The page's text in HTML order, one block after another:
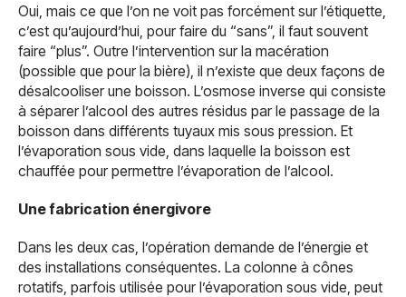
Oui, mais ce que l’on ne voit pas forcément sur l’étiquette,
c’est qu’aujourd’hui, pour faire du “sans”, il faut souvent
faire “plus”. Outre l’intervention sur la macération
(possible que pour la bière), il n’existe que deux façons de
désalcooliser une boisson. L’osmose inverse qui consiste
à séparer l’alcool des autres résidus par le passage de la
boisson dans différents tuyaux mis sous pression. Et
l’évaporation sous vide, dans laquelle la boisson est
chauffée pour permettre l’évaporation de l’alcool.
Une fabrication énergivore
Dans les deux cas, l’opération demande de l’énergie et
des installations conséquentes. La colonne à cônes
rotatifs, parfois utilisée pour l’évaporation sous vide, peut